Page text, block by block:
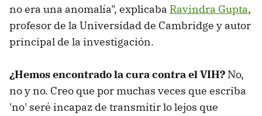
no era una anomalía", explicaba Ravindra Gupta,
profesor de la Universidad de Cambridge y autor
principal de la investigación.
¿Hemos encontrado la cura contra el VIH? No,
no y no. Creo que por muchas veces que escriba
'no' seré incapaz de transmitir lo lejos que